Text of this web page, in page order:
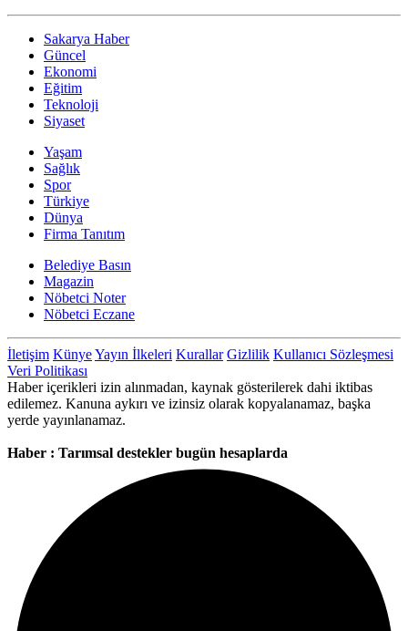
Sakarya Haber
Güncel
Ekonomi
Eğitim
Teknoloji
Siyaset
Yaşam
Sağlık
Spor
Türkiye
Dünya
Firma Tanıtım
Belediye Basın
Magazin
Nöbetci Noter
Nöbetci Eczane
İletişim KünyeYayın İlkeleri Kurallar Gizlilik Kullanıcı Sözleşmesi
Veri Politikası
Haber içerikleri izin alınmadan, kaynak gösterilerek dahi iktibas
edilemez. Kanuna aykırı ve izinsiz olarak kopyalanamaz, başka
yerde yayınlanamaz.
Haber : Tarımsal destekler bugün hesaplarda